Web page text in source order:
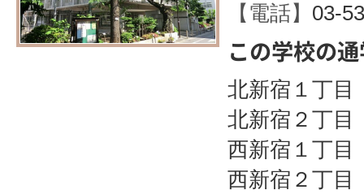
【電話】 03-
この学校の
北新宿１丁
北新宿２丁
西新宿１丁
西新宿２丁